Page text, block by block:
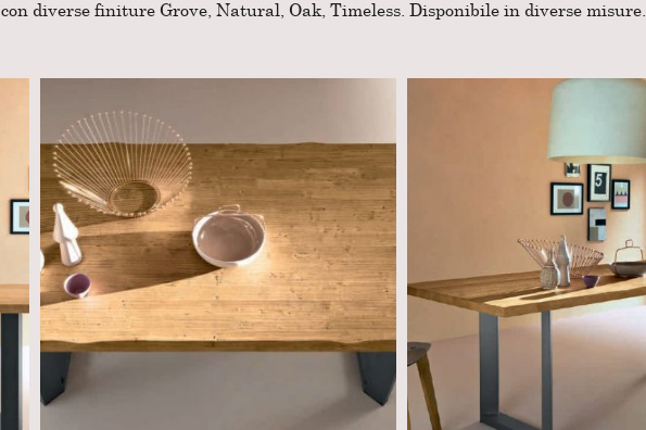
con diverse finiture Grove, Natural, Oak, Timeless. Disponibile in diverse misure.